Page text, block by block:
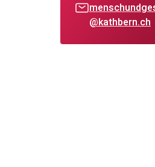
@kathbern.ch